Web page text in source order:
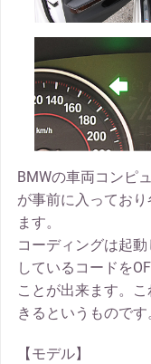
BMWの車両コンピ
が事前に入ってお
ます。
コーディングは起
しているコードを
ことが出来ます。
きるというものです
【モデル】